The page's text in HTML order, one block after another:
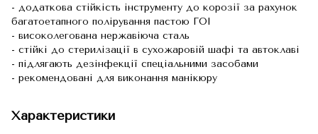
- додаткова стійкість інструменту до корозії за рахунок
багатоетапного полірування пастою ГОІ
- високолегована нержавіюча сталь
- стійкі до стерилізації в сухожаровій шафі та автоклаві
- підлягають дезінфекції спеціальними засобами
- рекомендовані для виконання манікюру
Характеристики